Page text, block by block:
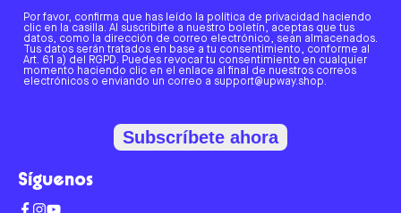
Por favor, confirma que has leído la política de privacidad haciendo
clic en la casilla. Al suscribirte a nuestro boletín, aceptas que tus
datos, como la dirección de correo electrónico, sean almacenados.
Tus datos serán tratados en base a tu consentimiento, conforme al
Art. 6.1 a) del RGPD. Puedes revocar tu consentimiento en cualquier
momento haciendo clic en el enlace al final de nuestros correos
electrónicos o enviando un correo a support@upway.shop.
Subscríbete ahora
Síguenos